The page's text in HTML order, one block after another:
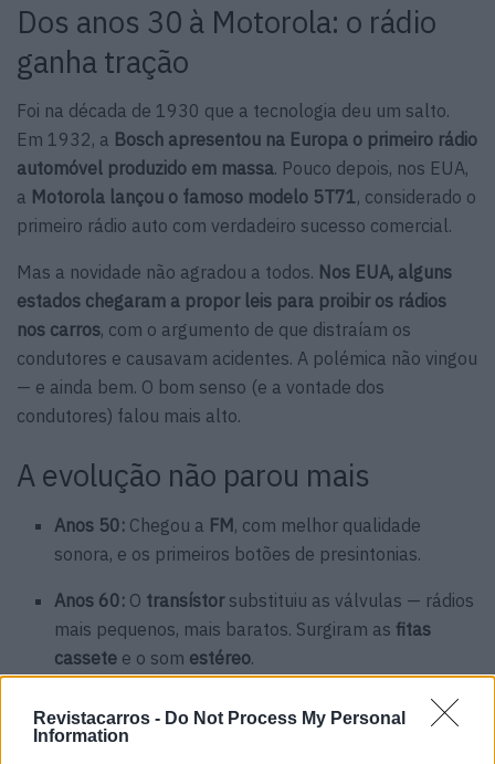
Revistacarros - Do Not Process My Personal
Information
Dos anos 30 à Motorola: o rádio
ganha tração
Foi na década de 1930 que a tecnologia deu um salto.
Em 1932, a Bosch apresentou na Europa o primeiro rádio
automóvel produzido em massa. Pouco depois, nos EUA,
a Motorola lançou o famoso modelo 5T71, considerado o
primeiro rádio auto com verdadeiro sucesso comercial.
Mas a novidade não agradou a todos. Nos EUA, alguns
estados chegaram a propor leis para proibir os rádios
nos carros, com o argumento de que distraíam os
condutores e causavam acidentes. A polémica não vingou
— e ainda bem. O bom senso (e a vontade dos
condutores) falou mais alto.
A evolução não parou mais
Anos 50: Chegou a FM, com melhor qualidade
sonora, e os primeiros botões de presintonias.
Anos 60: O transístorsubstituiu as válvulas — rádios
mais pequenos, mais baratos. Surgiram asfitas
cassete e o som estéreo.
qualidade digital.